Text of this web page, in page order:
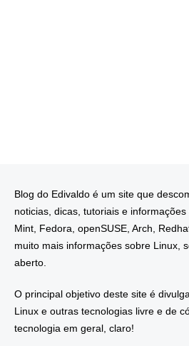
Blog do Edivaldo é um site que
noticias, dicas, tutoriais e
Mint, Fedora, openSUSE, Arch,
muito mais informações sobre Linux,
aberto.
O principal objetivo deste site é
Linux e outras tecnologias livre e de
tecnologia em geral, claro!